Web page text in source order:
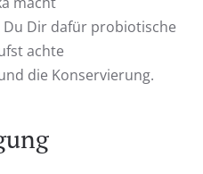
Dir dafür probiotische
achte
die Konservierung.